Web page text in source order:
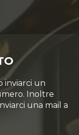
inviarci un
Inoltre
una mail a